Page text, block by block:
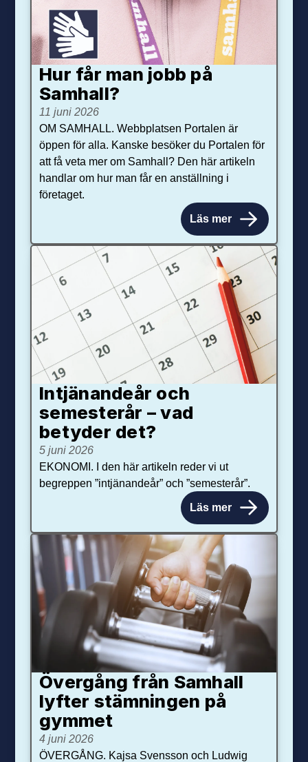
Hur får man jobb på
Samhall?
11 juni 2026
OM SAMHALL. Webbplatsen Portalen är
öppen för alla. Kanske besöker du Portalen för
att få veta mer om Samhall? Den här artikeln
handlar om hur man får en anställning i
företaget.
Läs mer
Intjänandeår och
semesterår – vad
betyder det?
5 juni 2026
EKONOMI. I den här artikeln reder vi ut
begreppen ”intjänandeår” och ”semesterår”.
Läs mer
Övergång från Samhall
lyfter stämningen på
gymmet
4 juni 2026
ÖVERGÅNG. Kajsa Svensson och Ludwig